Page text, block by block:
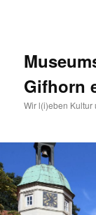
Gifhorn
Wir l(i)eben Kultur